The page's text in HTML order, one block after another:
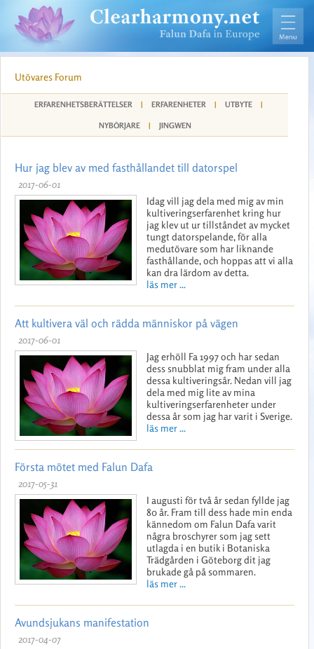
Utövares Forum
ERFARENHETSBERÄTTELSER | ERFARENHETER | UTBYTE |
NYBÖRJARE | JINGWEN
Hur jag blev av med fasthållandet till datorspel
2017-06-01
Idag vill jag dela med mig av min
kultiveringserfarenhet kring hur
jag klev ut ur tillståndet av mycket
tungt datorspelande, för alla
medutövare som har liknande
fasthållande, och hoppas att vi alla
kan dra lärdom av detta.
läs mer ...
Att kultivera väl och rädda människor på vägen
2017-06-01
Jag erhöll Fa 1997 och har sedan
dess snubblat mig fram under alla
dessa kultiveringsår. Nedan vill jag
dela med mig lite av mina
kultiveringserfarenheter under
dessa år som jag har varit i Sverige.
läs mer ...
Första mötet med Falun Dafa
2017-05-31
I augusti för två år sedan fyllde jag
80 år. Fram till dess hade min enda
kännedom om Falun Dafa varit
några broschyrer som jag sett
utlagda i en butik i Botaniska
Trädgården i Göteborg dit jag
brukade gå på sommaren.
läs mer ...
Avundsjukans manifestation
2017-04-07